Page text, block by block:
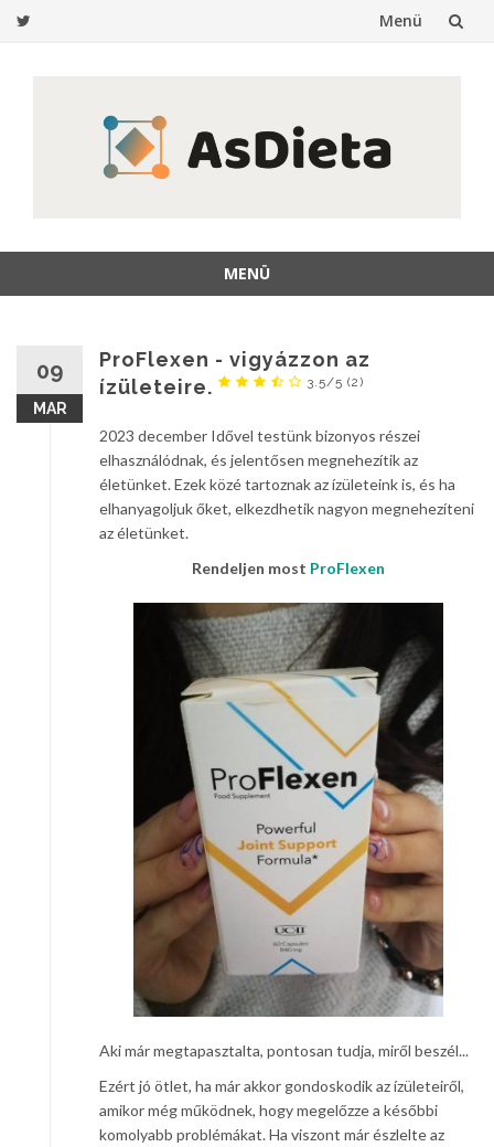
Menü
MENÜ
09
MAR
ProFlexen - vigyázzon az
ízületeire.
3.5/5 (2)
2023 december Idővel testünk bizonyos részei
elhasználódnak, és jelentősen megnehezítik az
életünket. Ezek közé tartoznak az ízületeink is, és ha
elhanyagoljuk őket, elkezdhetik nagyon megnehezíteni
az életünket.
Rendeljen most ProFlexen
Aki már megtapasztalta, pontosan tudja, miről beszél...
Ezért jó ötlet, ha már akkor gondoskodik az ízületeiről,
amikor még működnek, hogy megelőzze a későbbi
komolyabb problémákat. Ha viszont már észlelte az